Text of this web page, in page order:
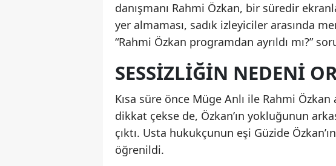
danışmanı Rahmi Özkan, bir süredir
yer almaması, sadık izleyiciler arasında
“Rahmi Özkan programdan ayrıldı mı?”
SESSIZLIĞIN NEDENI
Kısa süre önce Müge Anlı ile Rahmi
dikkat çekse de, Özkan’ın yokluğunun
çıktı. Usta hukukçunun eşi Güzide
öğrenildi.